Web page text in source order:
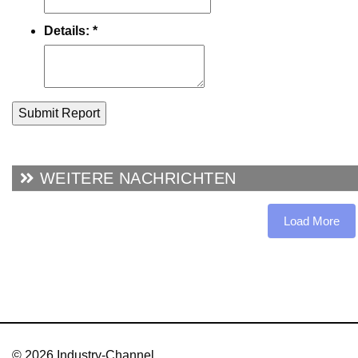
Details: *
Submit Report
WEITERE NACHRICHTEN
Load More